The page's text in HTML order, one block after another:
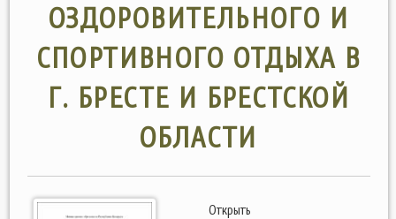
ОЗДОРОВИТЕЛЬНОГО И
СПОРТИВНОГО ОТДЫХА В
Г. БРЕСТЕ И БРЕСТСКОЙ
ОБЛАСТИ
Открыть